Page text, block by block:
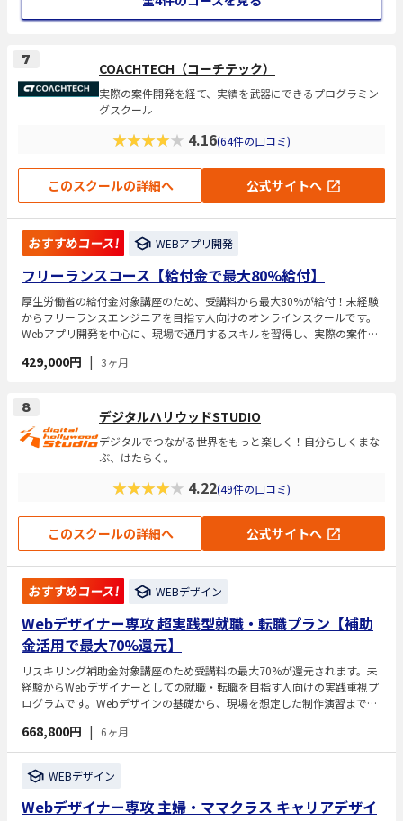
7 COACHTECH（コーチテック）
実際の案件開発を経て、実績を武器にできるプログラミン
グスクール
★★★★★ 4.16(64件の口コミ)
このスクールの詳細へ 公式サイトへ
おすすめコース! WEBアプリ開発
フリーランスコース【給付金で最大80%給付】
厚生労働省の給付金対象講座のため、受講料から最大80%が給付！未経験
からフリーランスエンジニアを目指す人向けのオンラインスクールです。
Webアプリ開発を中心に、現場で通用するスキルを習得し、実際の案件開
との週次面談やチャットサポートがあり、自走力や問題解決力を伸ばせる
429,000円 | 3ヶ月
8 デジタルハリウッドSTUDIO
デジタルでつながる世界をもっと楽しく！自分らしくまな
ぶ、はたらく。
★★★★★ 4.22(49件の口コミ)
このスクールの詳細へ 公式サイトへ
おすすめコース! WEBデザイン
Webデザイナー専攻 超実践型就職・転職プラン【補助
金活用で最大70%還元】
リスキリング補助金対象講座のため受講料の最大70%が還元されます。未
経験からWebデザイナーとしての就職・転職を目指す人向けの実践重視プ
ログラムです。Webデザインの基礎から、現場を想定した制作演習までを
戦力となるデザイン力を養います。学習と並行してキャリアサポートを受
けられ、就職・転職につなげることを目的とした専攻です。
668,800円 | 6ヶ月
WEBデザイン
Webデザイナー専攻 主婦・ママクラス キャリアデザイ